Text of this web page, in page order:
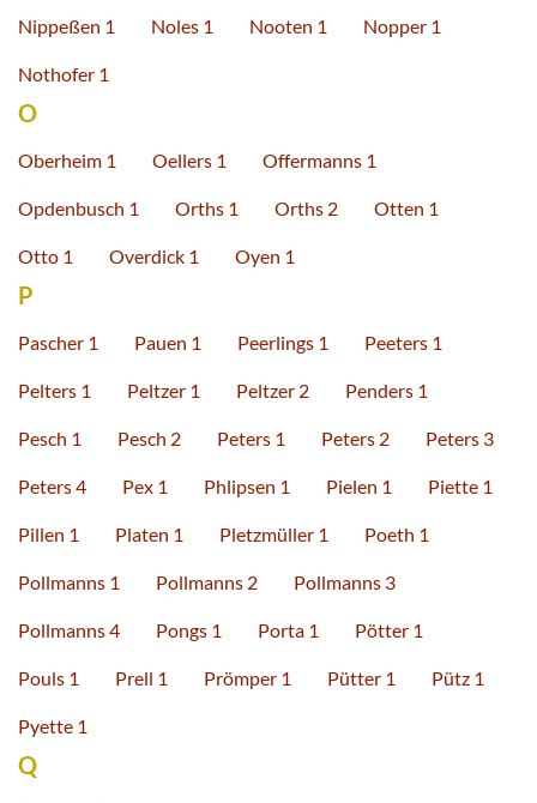
Nippeßen 1 Noles 1 Nooten 1 Nopper 1
Nothofer 1
O
Oberheim 1 Oellers 1 Offermanns 1
Opdenbusch 1 Orths 1 Orths 2 Otten 1
Otto 1 Overdick 1 Oyen 1
P
Pascher 1 Pauen 1 Peerlings 1 Peeters 1
Pelters 1 Peltzer 1 Peltzer 2 Penders 1
Pesch 1 Pesch 2 Peters 1 Peters 2 Peters 3
Peters 4 Pex 1 Phlipsen 1 Pielen 1 Piette 1
Pillen 1 Platen 1 Pletzmüller 1 Poeth 1
Pollmanns 1 Pollmanns 2 Pollmanns 3
Pollmanns 4 Pongs 1 Porta 1 Pötter 1
Pouls 1 Prell 1 Prömper 1 Pütter 1 Pütz 1
Pyette 1
Q